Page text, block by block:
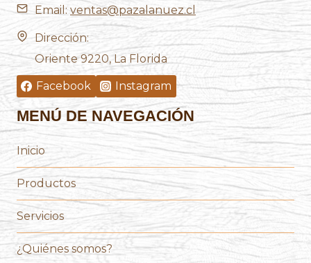
Email: ventas@pazalanuez.cl
Dirección:
Oriente 9220, La Florida
Facebook Instagram
MENÚ DE NAVEGACIÓN
Inicio
Productos
Servicios
¿Quiénes somos?